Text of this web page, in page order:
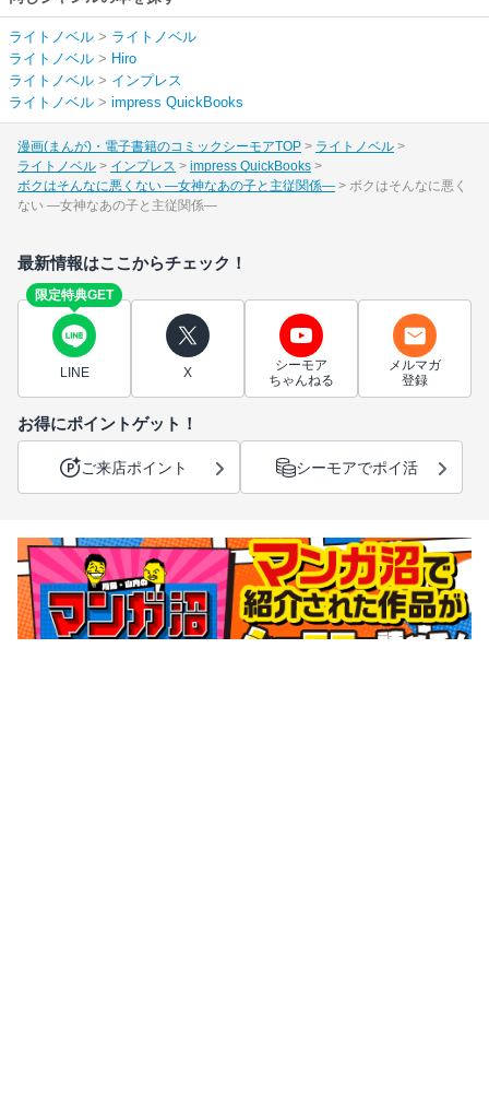
ライトノベル > ライトノベル
ライトノベル > Hiro
ライトノベル > インプレス
ライトノベル > impress QuickBooks
漫画(まんが)・電子書籍のコミックシーモアTOP
ライトノベル
ライトノベル
インプレス
impress QuickBooks
ボクはそんなに悪くない ―女神なあの子と主従関係―
ボクはそんなに悪く
ない ―女神なあの子と主従関係―
最新情報はここからチェック！
限定特典GET
LINE X
シーモア
ちゃんねる
メルマガ
登録
お得にポイントゲット！
ご来店ポイント シーモアでポイ活